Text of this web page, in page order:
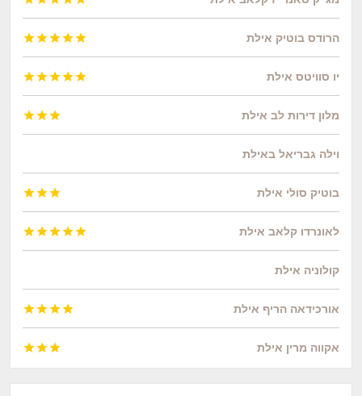
הרודס בוטיק אילת 




יו‏ סוויטס אילת 




מלון דירות לב אילת 


וילה גבריאל באילת
בוטיק סולי אילת 


לאונרדו קלאב אילת 




קולוניה אילת
אורכידאה הריף אילת 



אקווה מרין אילת 

